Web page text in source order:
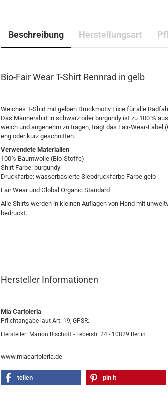
Beschreibung Herstellungsart
Bio-Fair Wear T-Shirt Rennrad in gelb
Weiches T-Shirt mit gelben Druckmotiv Fixie für alle
Das Männershirt in schwarz oder burgundy ist zu 100 %
weich und angenehm zu tragen, trägt das Fair-Wear-
eng oder kurz geschnitten.
Verwendete Materialien
100% Baumwolle (Bio-Stoffe)
Shirt Farbe: burgundy
Druckfarbe: wasserbasierte Siebdruckfarbe Farbe gelb
Fair Wear und Global Organic Standard
Alle Shirts werden in kleinen Auflagen von Hand mit
bedruckt.
Hersteller Informationen
Mia Cartoleria
Pflichtangabe laut Art. 19, GPSR:
Hersteller: Marion Bischoff - Leberstr. 24 - 10829 Berlin
www.miacartoleria.de
teilen pin it